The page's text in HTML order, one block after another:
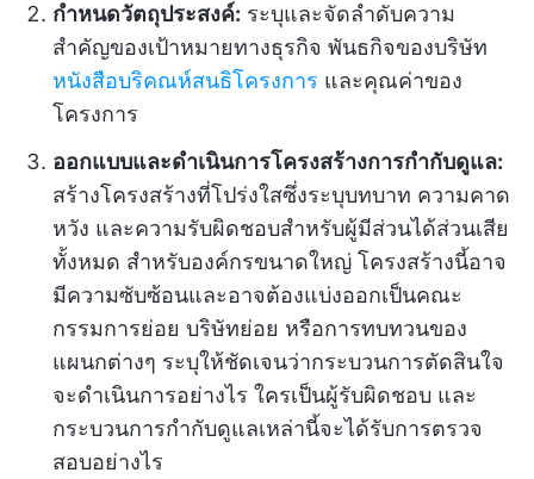
กำหนดวัตถุประสงค์: ระบุและจัดลำดับความ
สำคัญของเป้าหมายทางธุรกิจ พันธกิจของบริษัท
หนังสือบริคณห์สนธิโครงการ และคุณค่าของ
โครงการ
ออกแบบและดำเนินการโครงสร้างการกำกับดูแล:
สร้างโครงสร้างที่โปร่งใสซึ่งระบุบทบาท ความคาด
หวัง และความรับผิดชอบสำหรับผู้มีส่วนได้ส่วนเสีย
ทั้งหมด สำหรับองค์กรขนาดใหญ่ โครงสร้างนี้อาจ
มีความซับซ้อนและอาจต้องแบ่งออกเป็นคณะ
กรรมการย่อย บริษัทย่อย หรือการทบทวนของ
แผนกต่างๆ ระบุให้ชัดเจนว่ากระบวนการตัดสินใจ
จะดำเนินการอย่างไร ใครเป็นผู้รับผิดชอบ และ
กระบวนการกำกับดูแลเหล่านี้จะได้รับการตรวจ
สอบอย่างไร